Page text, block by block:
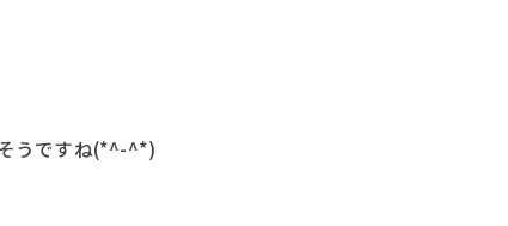
うですね(*^-^*)